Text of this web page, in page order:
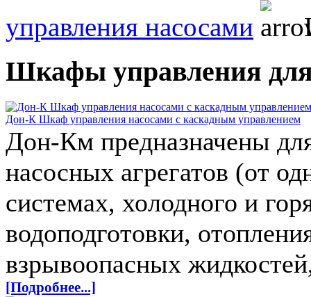
управления насосами
Шкафы управления для
Дон-К Шкаф управления насосами с каскадным управлением
Дон-Км предназначены
насосных агрегатов (от
системах, холодного и
водоподготовки,
взрывоопасных
[Подробнее...]